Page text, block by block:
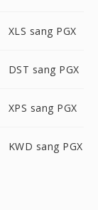
XLS sang PGX
DST sang PGX
XPS sang PGX
KWD sang PGX